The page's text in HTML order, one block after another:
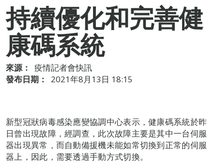
持續優化和完善健
康碼系統
來源：
疫情記者會快訊
發布日期：
2021年8月13日 18:15
新型冠狀病毒感染應變協調中心表示，健康碼系統於昨
日曾出現故障，經調查，此次故障主要是其中一台伺服
器出現異常，而自動備援機未能如常切換到正常的伺服
器上，因此，需要透過手動方式切換。